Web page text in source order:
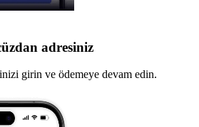
adresiniz
girin ve ödemeye devam edin.